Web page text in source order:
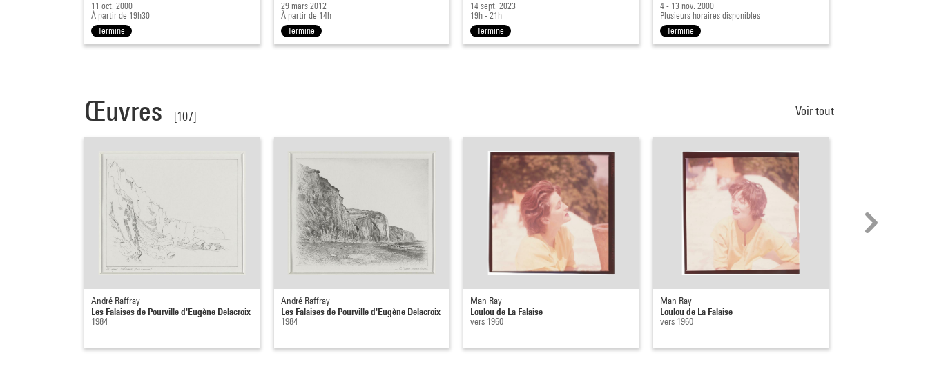
11 oct. 2000
À partir de 19h30
Terminé
29 mars 2012
À partir de 14h
Terminé
14 sept. 2023
19h - 21h
Terminé
4 - 13 nov. 2000
Plusieurs horaires disponibles
Terminé
Œuvres [107] Voir tout
André Raffray
Les Falaises de Pourville d'Eugène Delacroix
1984
André Raffray
Les Falaises de Pourville d'Eugène Delacroix
1984
Man Ray
Loulou de La Falaise
vers 1960
Man Ray
Loulou de La Falaise
vers 1960